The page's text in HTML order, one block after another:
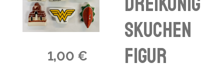
skuchen
Figur
1,00 €